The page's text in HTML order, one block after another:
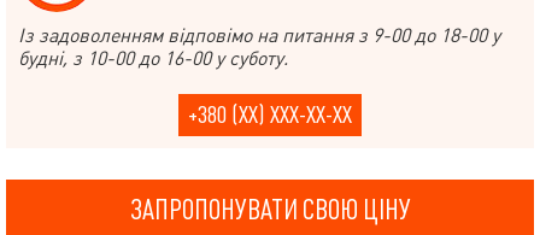
Із задоволенням відповімо на питання з 9-00 до 18-00 у
будні, з 10-00 до 16-00 у суботу.
+380 (XX) XXX-XX-XX
ЗАПРОПОНУВАТИ СВОЮ ЦІНУ